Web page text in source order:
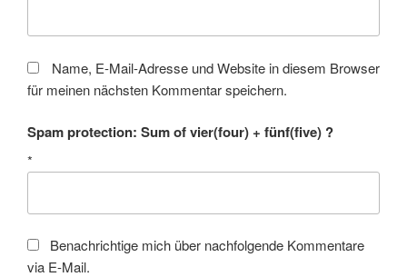
Name, E-Mail-Adresse und Website in diesem Browser
für meinen nächsten Kommentar speichern.
Spam protection: Sum of vier(four) + fünf(five) ?
*
Benachrichtige mich über nachfolgende Kommentare
via E-Mail.